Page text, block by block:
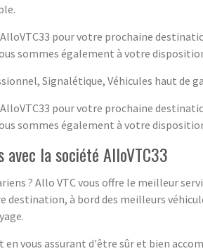
pour votre prochaine
sommes également à votre
Signalétique, Véhicules haut de
pour votre prochaine
sommes également à votre
avec la société AlloVTC33
? Allo VTC vous offre le meilleur
destination, à bord des meilleurs
vous assurant d'être sûr et bien